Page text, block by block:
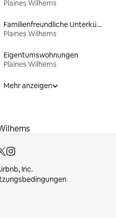
Plaines Wilhems
Familienfreundliche Unterkünfte
Plaines Wilhems
Eigentumswohnungen
Plaines Wilhems
Mehr anzeigen
Inc.